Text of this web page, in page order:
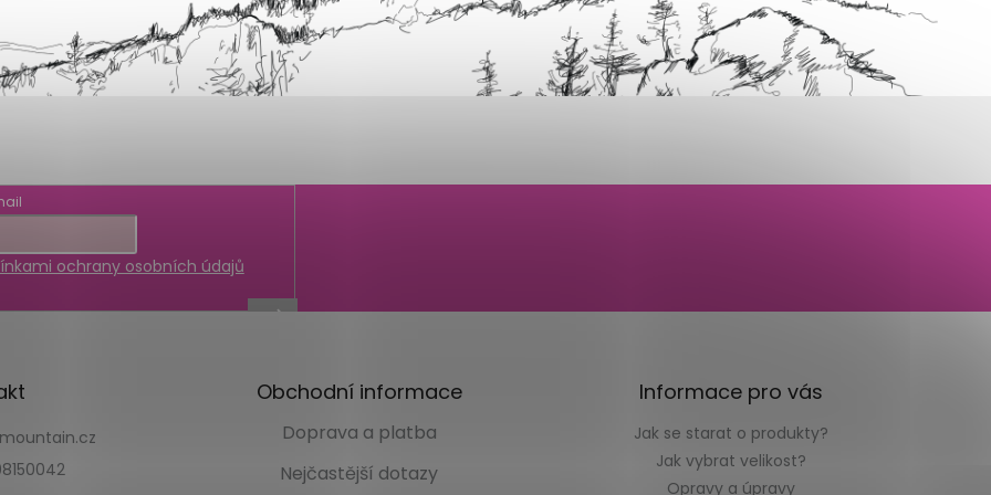
ochrany osobních údajů
Obchodní informace
Doprava a platba
Nejčastější dotazy
Informace pro vás
Jak se starat o produkty?
Jak vybrat velikost?
Opravy a úpravy